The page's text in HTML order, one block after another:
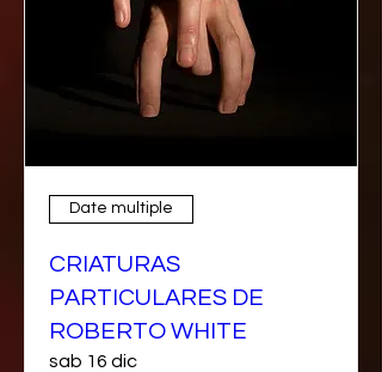
Date multiple
CRIATURAS
PARTICULARES DE
ROBERTO WHITE
sab 16 dic